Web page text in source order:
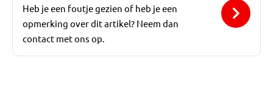
Heb je een foutje gezien of heb je een
opmerking over dit artikel? Neem dan
contact met ons op.